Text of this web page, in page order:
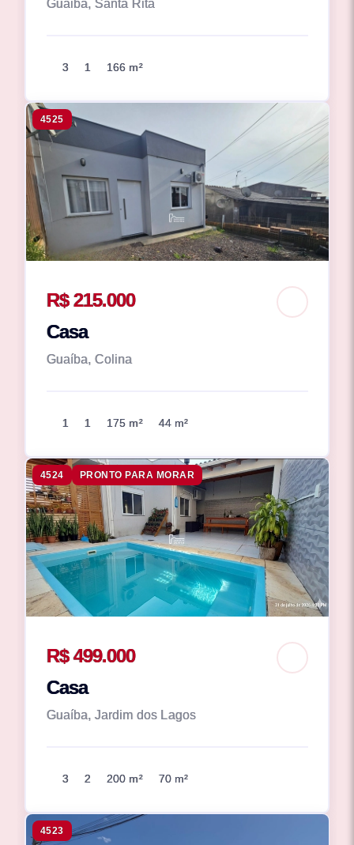
Guaiba, Santa Rita
3 1 166 m²
4525
R$ 215.000
Casa
Guaíba, Colina
1 1 175 m² 44 m²
4524 PRONTO PARA MORAR
R$ 499.000
Casa
Guaíba, Jardim dos Lagos
3 2 200 m² 70 m²
4523